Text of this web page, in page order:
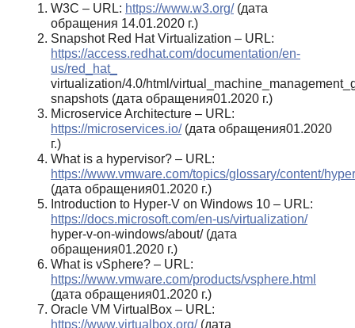
W3C – URL: https://www.w3.org/(дата
обращения 14.01.2020 г.)
Snapshot Red Hat Virtualization – URL:
https://access.redhat.com/documentation/en-
us/red_hat_
virtualization/4.0/html/
snapshots (дата обращения01.2020 г.)
Microservice Architecture – URL:
https://microservices.io/(дата обращения01.2020
г.)
What is a hypervisor? – URL:
https://www.vmware.com/topics/glossary/content/
(дата обращения01.2020 г.)
Introduction to Hyper-V on Windows 10 – URL:
https://docs.microsoft.com/en-us/virtualization/
hyper-v-on-windows/about/ (дата
обращения01.2020 г.)
What is vSphere? – URL:
https://www.vmware.com/products/vsphere.html
(дата обращения01.2020 г.)
Oracle VM VirtualBox – URL:
https://www.virtualbox.org/(дата